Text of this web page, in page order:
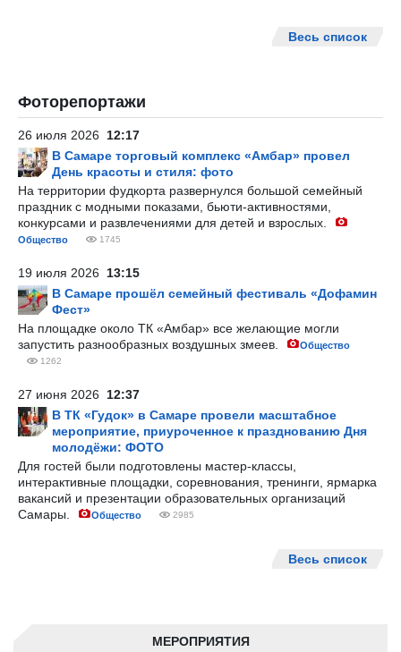
МЕРОПРИЯТИЯ
Весь список
Фоторепортажи
26 июля 2026 12:17
В Самаре торговый комплекс «Амбар» провел
День красоты и стиля: фото
На территории фудкорта развернулся большой семейный
праздник с модными показами, бьюти-активностями,
конкурсами и развлечениями для детей и взрослых.
Общество 1745
19 июля 2026 13:15
В Самаре прошёл семейный фестиваль «Дофамин
Фест»
На площадке около ТК «Амбар» все желающие могли
запустить разнообразных воздушных змеев.
Общество
1262
27 июня 2026 12:37
В ТК «Гудок» в Самаре провели масштабное
мероприятие, приуроченное к празднованию Дня
молодёжи: ФОТО
Для гостей были подготовлены мастер-классы,
интерактивные площадки, соревнования, тренинги, ярмарка
вакансий и презентации образовательных организаций
Самары.
Общество 2985
Весь список